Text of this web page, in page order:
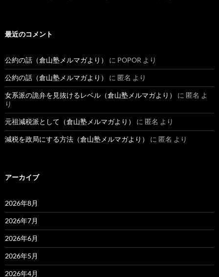
最近のコメント
公約の話（倉山塾メルマガより） に POPOR より
公約の話（倉山塾メルマガより） に 匿名 より
女系派の詭弁を見抜けるレベル（倉山塾メルマガより） に 匿名 よ
り
元祖減税派として（倉山塾メルマガより） に 匿名 より
減税を政局にする方法（倉山塾メルマガより） に 匿名 より
アーカイブ
2026年8月
2026年7月
2026年6月
2026年5月
2026年4月